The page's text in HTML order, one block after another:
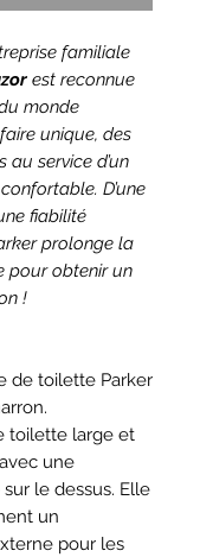
familiale
est reconnue
monde
unique, des
service d’un
D’une
fiabilité
prolonge la
pour obtenir un
!
de toilette Parker
toilette large et
une
le dessus. Elle
un
pour les